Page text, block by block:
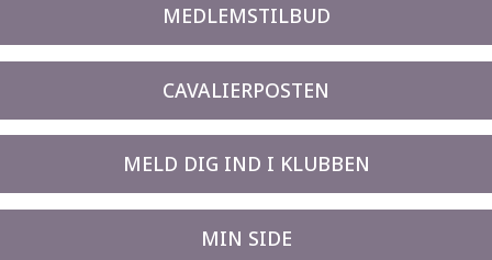
MEDLEMSTILBUD
CAVALIERPOSTEN
MELD DIG IND I KLUBBEN
MIN SIDE